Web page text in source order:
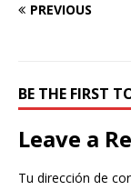
PREVIOUS
BE THE FIRST
Leave a
Tu dirección de